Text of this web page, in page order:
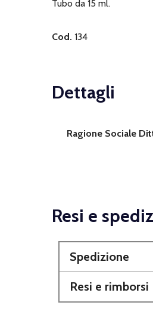
Tubo da 15 ml.
Cod. 134
Dettagli
Ragione Sociale
Resi e
Spedizione
Resi e rimborsi